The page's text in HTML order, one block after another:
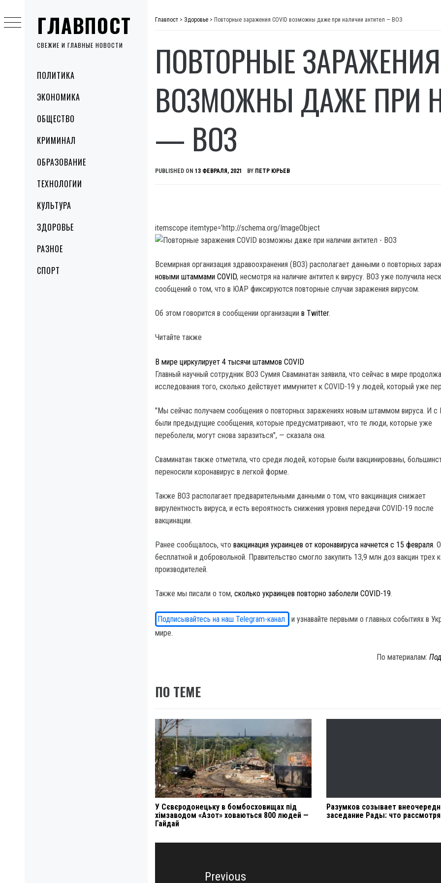
ГЛАВПОСТ
СВЕЖИЕ И ГЛАВНЫЕ НОВОСТИ
MenuПОЛИТИКА
ЭКОНОМИКА
ОБЩЕСТВО
КРИМИНАЛ
ОБРАЗОВАНИЕ
ТЕХНОЛОГИИ
КУЛЬТУРА
ЗДОРОВЬЕ
РАЗНОЕ
СПОРТ
to
content
Главпост > Здоровье > Повторные заражения COVID возможны даже при наличии антител — ВОЗ
ПОВТОРНЫЕ ЗАРАЖЕНИЯ
ВОЗМОЖНЫ ДАЖЕ ПРИ
— ВОЗ
PUBLISHED ON 13 ФЕВРАЛЯ, 2021 BY ПЕТР ЮРЬЕВ
itemscope itemtype=’http://schema.org/ImageObject
Всемирная организация здравоохранения (ВОЗ) располагает данными о повторных
новыми штаммами COVID, несмотря на наличие антител к вирусу. ВОЗ уже получила
сообщений о том, что в ЮАР фиксируются повторные случаи заражения вирусом.
Об этом говорится в сообщении организации в Twitter.
Читайте также
В мире циркулирует 4 тысячи штаммов COVID
Главный научный сотрудник ВОЗ Сумия Сваминатан заявила, что сейчас в мире
исследования того, сколько действует иммунитет к COVID-19 у людей, который уже
"Мы сейчас получаем сообщения о повторных заражениях новым штаммом вируса. И
были предыдущие сообщения, которые предусматривают, что те люди, которые уже
переболели, могут снова заразиться", — сказала она.
Сваминатан также отметила, что среди людей, которые были вакцинированы,
переносили коронавирус в легкой форме.
Также ВОЗ располагает предварительными данными о том, что вакцинация снижает
вирулентность вируса, и есть вероятность снижения уровня передачи COVID-19 после
вакцинации.
Ранее сообщалось, что вакцинация украинцев от коронавируса начнется с 15 февраля.
бесплатной и добровольной. Правительство смогло закупить 13,9 млн доз вакцин трех
производителей.
Также мы писали о том, сколько украинцев повторно заболели COVID-19.
Подписывайтесь на наш Telegram-канал
и узнавайте первыми о главных событиях в
мире.
По материалам:
ПО ТЕМЕ
У Сєвєродонецьку в бомбосховищах під
хімзаводом «Азот» ховаються 800 людей —
Гайдай
Разумков созывает
заседание Рады: что
Навигация
Previous